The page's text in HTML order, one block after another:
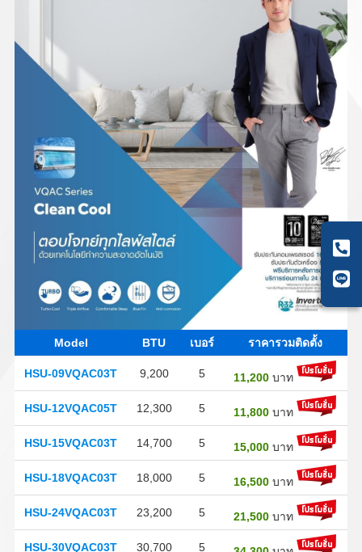
Model BTU เบอร์ ราคารวมติดตั้ง
HSU-09VQAC03T 9,200 5 11,200 บาท
HSU-12VQAC05T 12,300 5 11,800 บาท
HSU-15VQAC03T 14,700 5 15,000 บาท
HSU-18VQAC03T 18,000 5 16,500 บาท
HSU-24VQAC03T 23,200 5 21,500 บาท
HSU-30VQAC03T 30,700 5